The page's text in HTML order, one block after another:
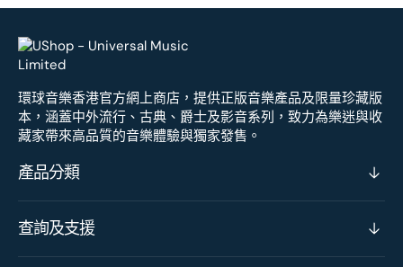
環球音樂香港官方網上商店，提供正版音樂產品及限量珍藏版
本，涵蓋中外流行、古典、爵士及影音系列，致力為樂迷與收
藏家帶來高品質的音樂體驗與獨家發售。
產品分類
查詢及支援